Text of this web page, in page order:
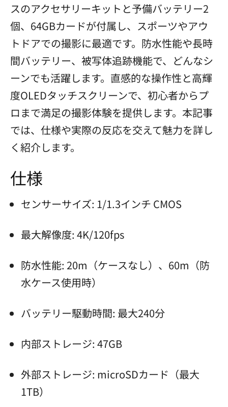
スのアクセサリーキットと予備バッテリー2
個、64GBカードが付属し、スポーツやアウ
トドアでの撮影に最適です。防水性能や長時
間バッテリー、被写体追跡機能で、どんなシ
ーンでも活躍します。直感的な操作性と高輝
度OLEDタッチスクリーンで、初心者からプ
ロまで満足の撮影体験を提供します。本記事
では、仕様や実際の反応を交えて魅力を詳し
く紹介します。
仕様
センサーサイズ: 1/1.3インチ CMOS
最大解像度: 4K/120fps
防水性能: 20m（ケースなし）、60m（防
水ケース使用時）
バッテリー駆動時間: 最大240分
内部ストレージ: 47GB
外部ストレージ: microSDカード（最大
1TB）